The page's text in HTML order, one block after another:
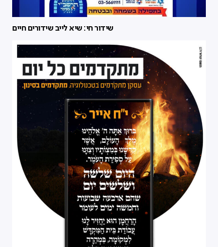
שידור חי: שיא לייב שידורים חיים